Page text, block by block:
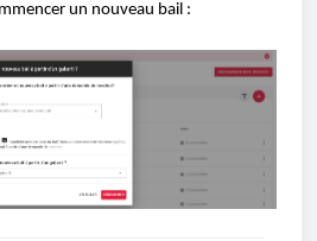
un nouveau bail :